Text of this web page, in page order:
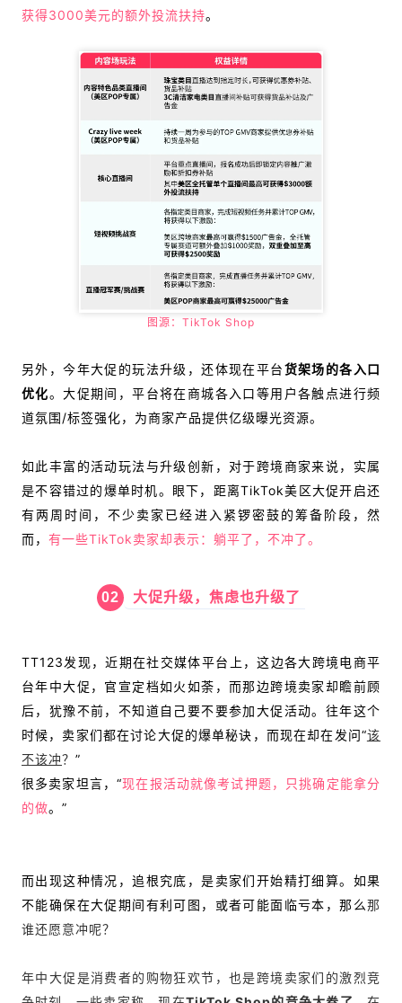
获得3000美元的额外投流扶持。
图源：TikTok Shop
另外，今年大促的玩法升级，还体现在平台货架场的各入口
优化。大促期间，平台将在商城各入口等用户各触点进行频
道氛围/标签强化，为商家产品提供亿级曝光资源。
如此丰富的活动玩法与升级创新，对于跨境商家来说，实属
是不容错过的爆单时机。眼下，距离TikTok美区大促开启还
有两周时间，不少卖家已经进入紧锣密鼓的筹备阶段，然
而， 有一些TikTok卖家却表示：躺平了，不冲了。
02 大促升级，焦虑也升级了
TT123发现，近期在社交媒体平台上，这边各大跨境电商平
台年中大促，官宣定档如火如荼，而那边跨境卖家却瞻前顾
后，犹豫不前，不知道自己要不要参加大促活动。往年这个
时候，卖家们都在讨论大促的爆单秘诀，而现在却在发问“该
不该冲？ ”
很多卖家坦言，“现在报活动就像考试押题，只挑确定能拿分
的做。”
而出现这种情况，追根究底，是卖家们开始精打细算。如果
不能确保在大促期间有利可图，或者可能面临亏本，那么那
谁还愿意冲呢？
年中大促是消费者的购物狂欢节，也是跨境卖家们的激烈竞